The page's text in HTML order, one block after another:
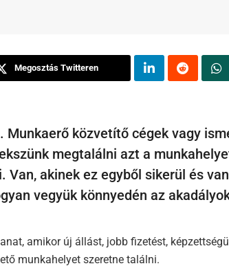
Megosztás Twitteren
Munkaerő közvetítő cégek vagy
megtalálni azt a
akinek ez egyből sikerül és
vegyük könnyedén az
amikor új állást, jobb fizetést,
munkahelyet szeretne találni.